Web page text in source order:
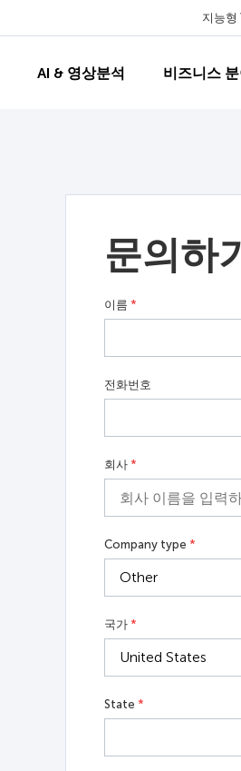
지능형
AI & 영상분석 비즈니스
문의하
이름 *
전화번호
회사 *
Company type *
국가 *
State *